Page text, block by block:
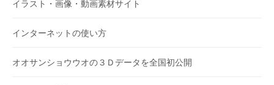
イラスト・画像・動画素材サイト
インターネットの使い方
オオサンショウウオの３Ｄデータを全国初公開